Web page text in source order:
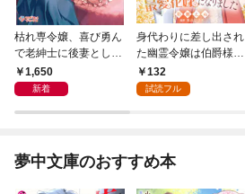
枯れ専令嬢、喜び勇ん
で老紳士に後妻として
嫁いだら、待っていた
のは二十歳の青年でし
1,650
新着
身代わりに差し出され
た幽霊令嬢は伯爵様の
最愛花嫁になりました
１
132
試読フル
夢中文庫のおすすめ本